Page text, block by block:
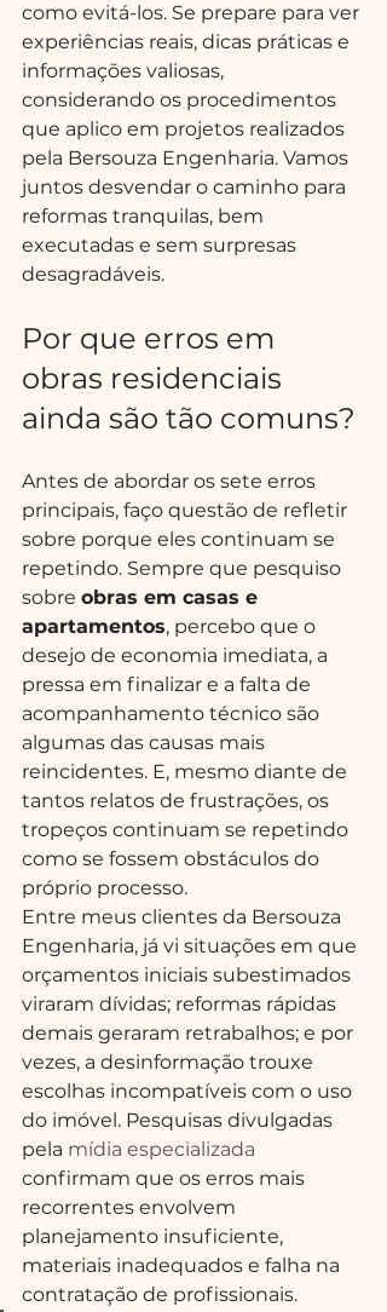
como evitá-los. Se prepare para ver
experiências reais, dicas práticas e
informações valiosas,
considerando os procedimentos
que aplico em projetos realizados
pela Bersouza Engenharia. Vamos
juntos desvendar o caminho para
reformas tranquilas, bem
executadas e sem surpresas
desagradáveis.
Por que erros em
obras residenciais
ainda são tão comuns?
Antes de abordar os sete erros
principais, faço questão de refletir
sobre porque eles continuam se
repetindo. Sempre que pesquiso
sobre obras em casas e
apartamentos, percebo que o
desejo de economia imediata, a
pressa em finalizar e a falta de
acompanhamento técnico são
algumas das causas mais
reincidentes. E, mesmo diante de
tantos relatos de frustrações, os
tropeços continuam se repetindo
como se fossem obstáculos do
próprio processo.
Entre meus clientes da Bersouza
Engenharia, já vi situações em que
orçamentos iniciais subestimados
viraram dívidas; reformas rápidas
demais geraram retrabalhos; e por
vezes, a desinformação trouxe
escolhas incompatíveis com o uso
do imóvel. Pesquisas divulgadas
pela mídia especializada
confirmam que os erros mais
recorrentes envolvem
planejamento insuficiente,
materiais inadequados e falha na
contratação de profissionais.